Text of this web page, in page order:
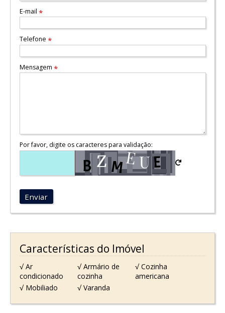
E-mail *
Telefone *
Mensagem *
Por favor, digite os caracteres para validação:
Enviar
Características do Imóvel
√ Ar
condicionado
√ Armário de
cozinha
√ Cozinha
americana
√ Mobiliado
√ Varanda